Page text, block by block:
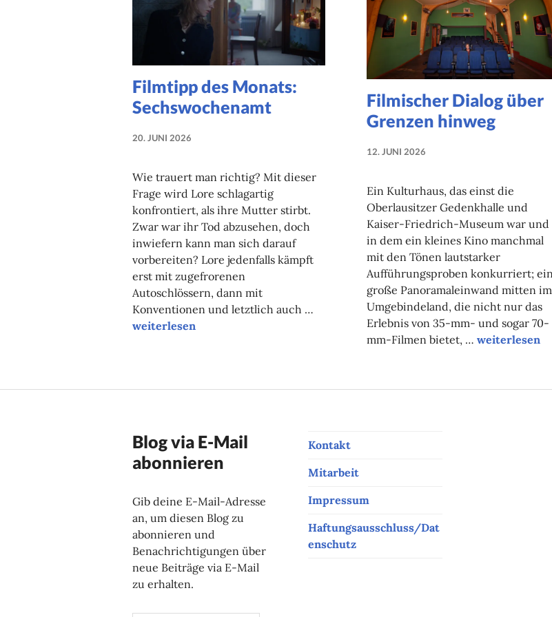
Filmtipp des Monats:
Sechswochenamt
20. JUNI 2026
Wie trauert man richtig? Mit dieser
Frage wird Lore schlagartig
konfrontiert, als ihre Mutter stirbt.
Zwar war ihr Tod abzusehen, doch
inwiefern kann man sich darauf
vorbereiten? Lore jedenfalls kämpft
erst mit zugefrorenen
Autoschlössern, dann mit
Konventionen und letztlich auch …
Filmtipp des Monats: Sechswochenamt
weiterlesen
Filmischer Dialog über
Grenzen hinweg
12. JUNI 2026
Ein Kulturhaus, das einst die
Oberlausitzer Gedenkhalle und
Kaiser-Friedrich-Museum war und
in dem ein kleines Kino manchmal
mit den Tönen lautstarker
Aufführungsproben konkurriert;
große Panoramaleinwand mitten im
Umgebindeland, die nicht nur das
Erlebnis von 35-mm- und sogar 70-
mm-Filmen bietet, … Filmischer
weiterlesen
Blog via E-Mail
abonnieren
Gib deine E-Mail-Adresse
an, um diesen Blog zu
abonnieren und
Benachrichtigungen über
neue Beiträge via E-Mail
zu erhalten.
Kontakt
Mitarbeit
Impressum
Haftungsausschluss/Dat
enschutz